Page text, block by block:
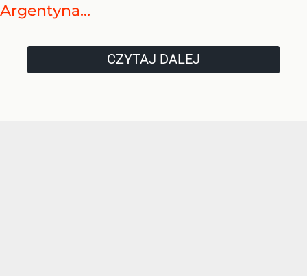
Argentyna...
CZYTAJ DALEJ